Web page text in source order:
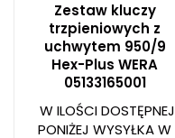
Zestaw kluczy
trzpieniowych z
uchwytem 950/9
Hex-Plus WERA
05133165001
W ILOŚCI DOSTĘPNEJ
PONIŻEJ WYSYŁKA W